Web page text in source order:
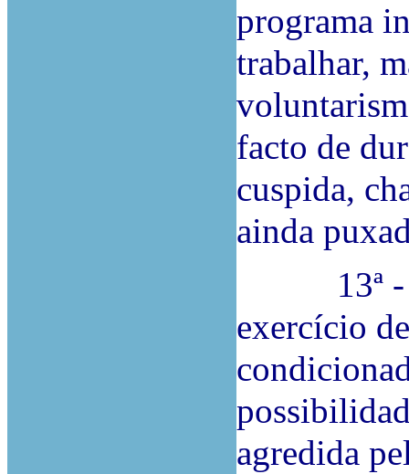
programa
trabalhar,
facto de
cuspida,
ainda
13ª -
exercício
agredida